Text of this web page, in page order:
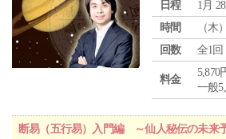
日程
1月
時間
（木
回数
全1回
料金
5,870
一般
断易（五行易）入門編 ～仙人秘伝の未来